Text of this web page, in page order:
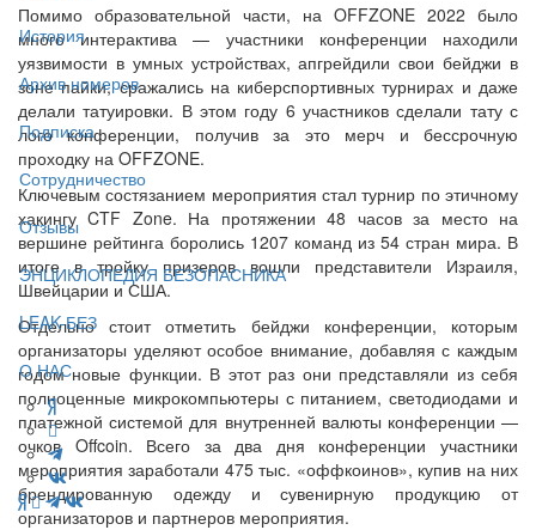
История
Архив номеров
Подписка
Сотрудничество
Отзывы
ЭНЦИКЛОПЕДИЯ БЕЗОПАСНИКА
LEAK-БЕЗ
О НАС
Помимо образовательной части, на OFFZONE 2022 было
много интерактива — участники конференции находили
уязвимости в умных устройствах, апгрейдили свои бейджи в
зоне пайки, сражались на киберспортивных турнирах и даже
делали татуировки. В этом году 6 участников сделали тату с
лого конференции, получив за это мерч и бессрочную
проходку на OFFZONE.
Ключевым состязанием мероприятия стал турнир по этичному
хакингу CTF Zone. На протяжении 48 часов за место на
вершине рейтинга боролись 1207 команд из 54 стран мира. В
итоге в тройку призеров вошли представители Израиля,
Швейцарии и США.
Отдельно стоит отметить бейджи конференции, которым
организаторы уделяют особое внимание, добавляя с каждым
годом новые функции. В этот раз они представляли из себя
полноценные микрокомпьютеры с питанием, светодиодами и
платежной системой для внутренней валюты конференции —
очков Offcoin. Всего за два дня конференции участники
мероприятия заработали 475 тыс. «оффкоинов», купив на них
брендированную одежду и сувенирную продукцию от
организаторов и партнеров мероприятия.